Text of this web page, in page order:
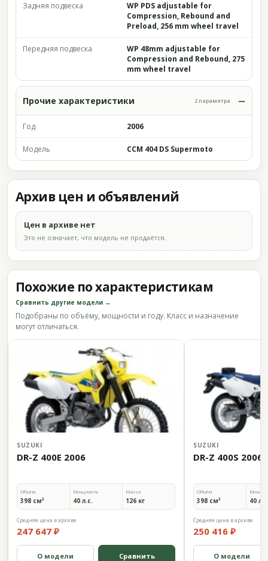
Задняя подвеска
WP PDS adjustable for
Compression, Rebound and
Preload, 256 mm wheel travel
Передняя подвеска
WP 48mm adjustable for
Compression and Rebound, 275
mm wheel travel
Прочие характеристики 2 параметра
Год 2006
Модель CCM 404 DS Supermoto
Архив цен и объявлений
Цен в архиве нет
Это не означает, что модель не продаётся.
Похожие по характеристикам
Сравнить другие модели →
Подобраны по объёму, мощности и году. Класс и назначение
могут отличаться.
SUZUKI
DR-Z 400E 2006
Объём
398 см³
Мощность
40 л.с.
Масса
126 кг
Средняя цена в архиве
247 647 ₽
О модели Сравнить
SUZUKI
DR-Z 400S 2006
Объём
398 см³ 40
Средняя цена в архиве
250 416 ₽
О модели